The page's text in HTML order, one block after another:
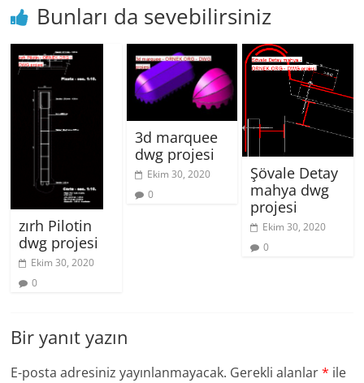
Bunları da sevebilirsiniz
zırh Pilotin
dwg projesi
Ekim 30, 2020
0
3d marquee
dwg projesi
Ekim 30, 2020
0
Şövale Detay
mahya dwg
projesi
Ekim 30, 2020
0
Bir yanıt yazın
E-posta adresiniz yayınlanmayacak. Gerekli alanlar* ile